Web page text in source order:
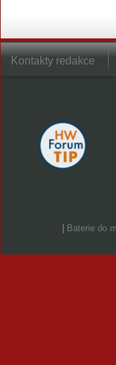
Kontakty redakce
Baterie do